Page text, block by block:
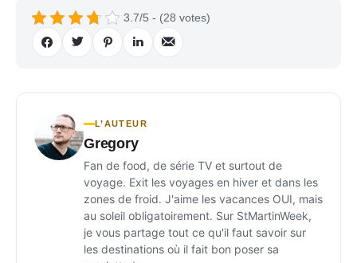
3.7/5 - (28 votes)
L’AUTEUR
Gregory
Fan de food, de série TV et surtout de
voyage. Exit les voyages en hiver et dans les
zones de froid. J'aime les vacances OUI, mais
au soleil obligatoirement. Sur StMartinWeek,
je vous partage tout ce qu'il faut savoir sur
les destinations où il fait bon poser sa